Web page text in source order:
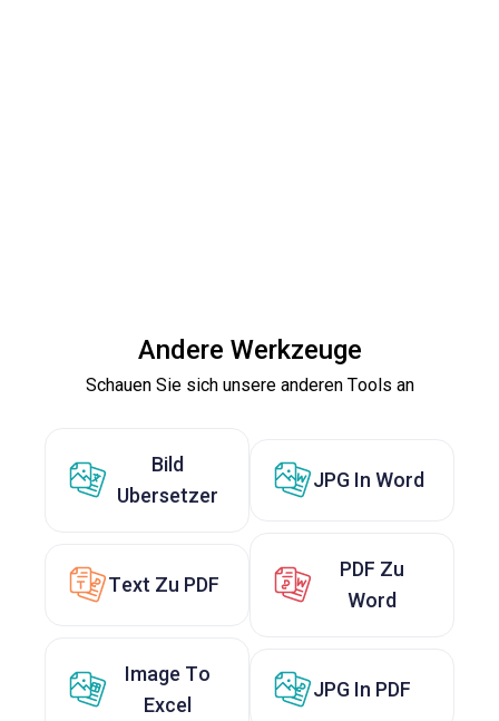
Andere Werkzeuge
Schauen Sie sich unsere anderen Tools an
Bild
Ubersetzer
JPG In Word
Text Zu PDF
PDF Zu
Word
Image To
Excel
JPG In PDF